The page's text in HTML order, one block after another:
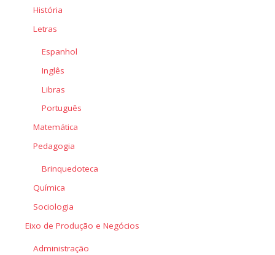
História
Letras
Espanhol
Inglês
Libras
Português
Matemática
Pedagogia
Brinquedoteca
Química
Sociologia
Eixo de Produção e Negócios
Administração